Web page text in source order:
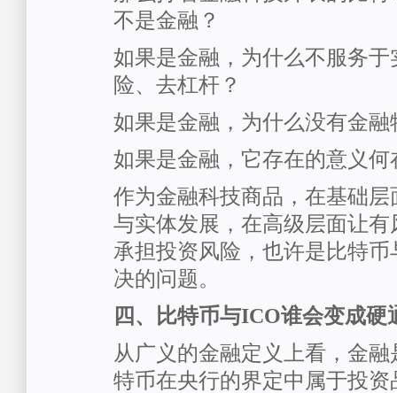
不是金融？
如果是金融，为什么不服务
险、去杠杆？
如果是金融，为什么没有金融
如果是金融，它存在的意义何
作为金融科技商品，在基础
与实体发展，在高级层面让
承担投资风险，也许是比特
决的问题。
四、比特币与ICO谁会变成硬
从广义的金融定义上看，金
特币在央行的界定中属于投